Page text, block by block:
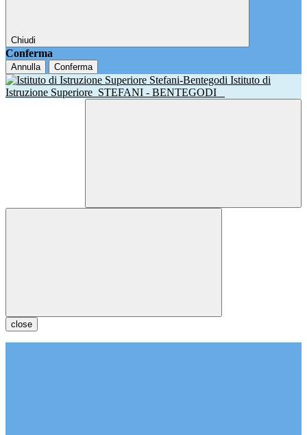
Chiudi
Conferma
Annulla Conferma
Istituto di
Istruzione Superiore STEFANI - BENTEGODI
close